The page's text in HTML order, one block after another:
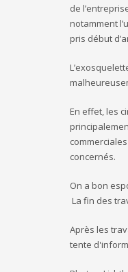
de
notamment
pris début
En effet, les
concernés.
On a bon
La fin des
Après les
tente